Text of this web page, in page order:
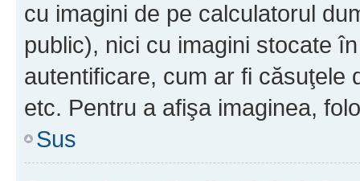
cu imagini de pe calculatorul
public), nici cu imagini stocate
autentificare, cum ar fi căsuţele
etc. Pentru a afişa imaginea,
Sus